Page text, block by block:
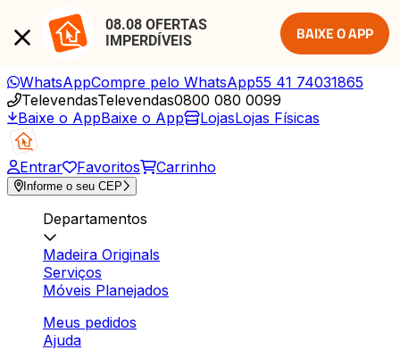
08.08 OFERTAS
IMPERDÍVEIS
BAIXE O APP
WhatsAppCompre pelo WhatsApp55 41 74031865
TelevendasTelevendas0800 080 0099
Baixe o AppBaixe o App LojasLojas Físicas
Entrar Favoritos Carrinho
Informe o seu CEP
Departamentos
Madeira Originals
Serviços
Móveis Planejados
Meus pedidos
Ajuda